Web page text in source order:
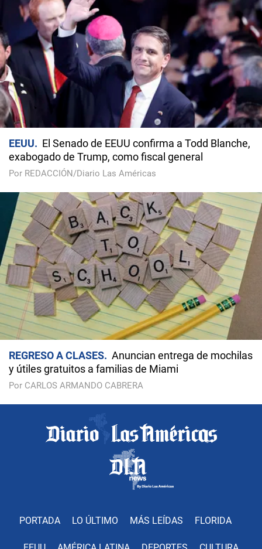
EEUU
El Senado de EEUU confirma a Todd Blanche,
exabogado de Trump, como fiscal general
Por REDACCIÓN/Diario Las Américas
REGRESO A CLASES
Anuncian entrega de mochilas
y útiles gratuitos a familias de Miami
Por CARLOS ARMANDO CABRERA
PORTADA LO ÚLTIMO MÁS LEÍDAS FLORIDA